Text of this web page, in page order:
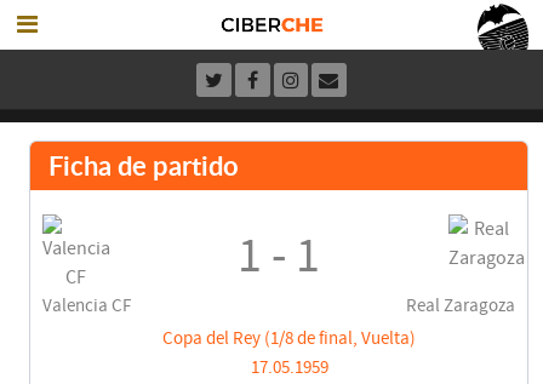
Ficha de partido
Valencia CF
1 - 1
Real Zaragoza
Copa del Rey (1/8 de final, Vuelta)
17.05.1959